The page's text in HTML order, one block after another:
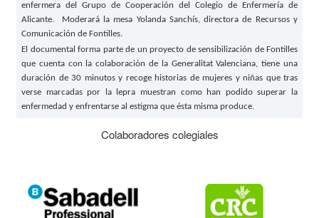
enfermera del Grupo de Cooperación del Colegio de Enfermería de
Alicante. Moderará la mesa Yolanda Sanchís, directora de Recursos y
Comunicación de Fontilles.
El documental forma parte de un proyecto de sensibilización de Fontilles
que cuenta con la colaboración de la Generalitat Valenciana, tiene una
duración de 30 minutos y recoge historias de mujeres y niñas que tras
verse marcadas por la lepra muestran como han podido superar la
enfermedad y enfrentarse al estigma que ésta misma produce.
Colaboradores colegiales